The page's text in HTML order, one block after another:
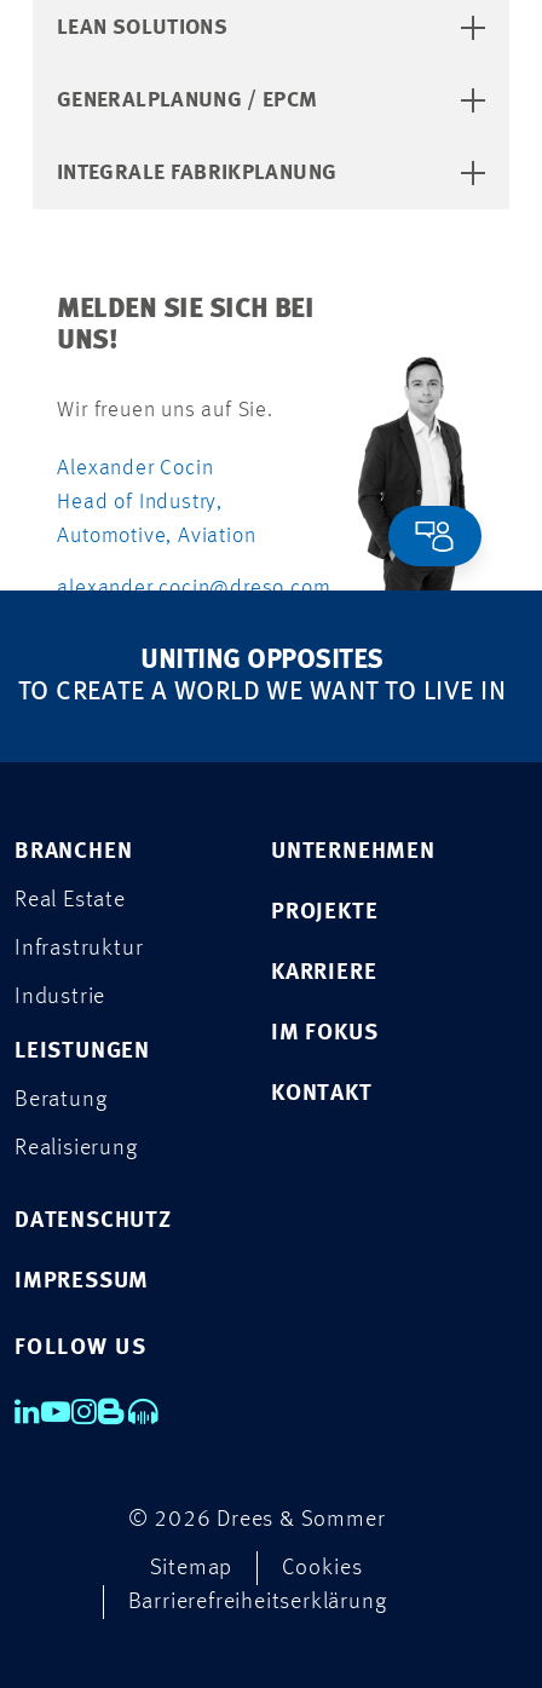
LEAN SOLUTIONS
GENERALPLANUNG / EPCM
INTEGRALE FABRIKPLANUNG
MELDEN SIE SICH BEI
UNS!
Wir freuen uns auf Sie.
Alexander Cocin
Head of Industry,
Automotive, Aviation
alexander.cocin@dreso.com
UNITING OPPOSITES
TO CREATE A WORLD WE WANT TO LIVE IN
BRANCHEN
Real Estate
Infrastruktur
Industrie
LEISTUNGEN
Beratung
Realisierung
UNTERNEHMEN
PROJEKTE
KARRIERE
IM FOKUS
KONTAKT
DATENSCHUTZ
IMPRESSUM
FOLLOW US
© 2026 Drees & Sommer
Sitemap
Cookies
Barrierefreiheitserklärung